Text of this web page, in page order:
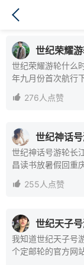
世纪荣耀
世纪荣耀游轮什么
年九月份首次航行
销售中心官网，上
些的。21年六月份
这个豪华游轮，整
仅有小孩可以玩的
的就是乐在其中。
 276人点赞
世纪神话
世纪神话号游轮长
昌读书放暑假回重
今年也是大学的最
同学的最后一次毕
 255人点赞
世纪天子
我知道世纪天子号
个定邮轮的官方网